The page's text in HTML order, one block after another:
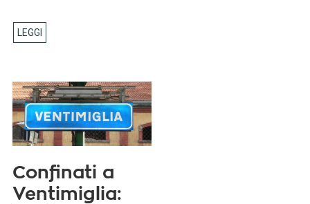
Confinati a
Ventimiglia: